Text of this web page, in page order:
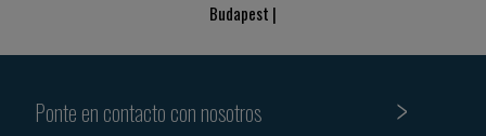
Budapest |
Ponte en contacto con nosotros